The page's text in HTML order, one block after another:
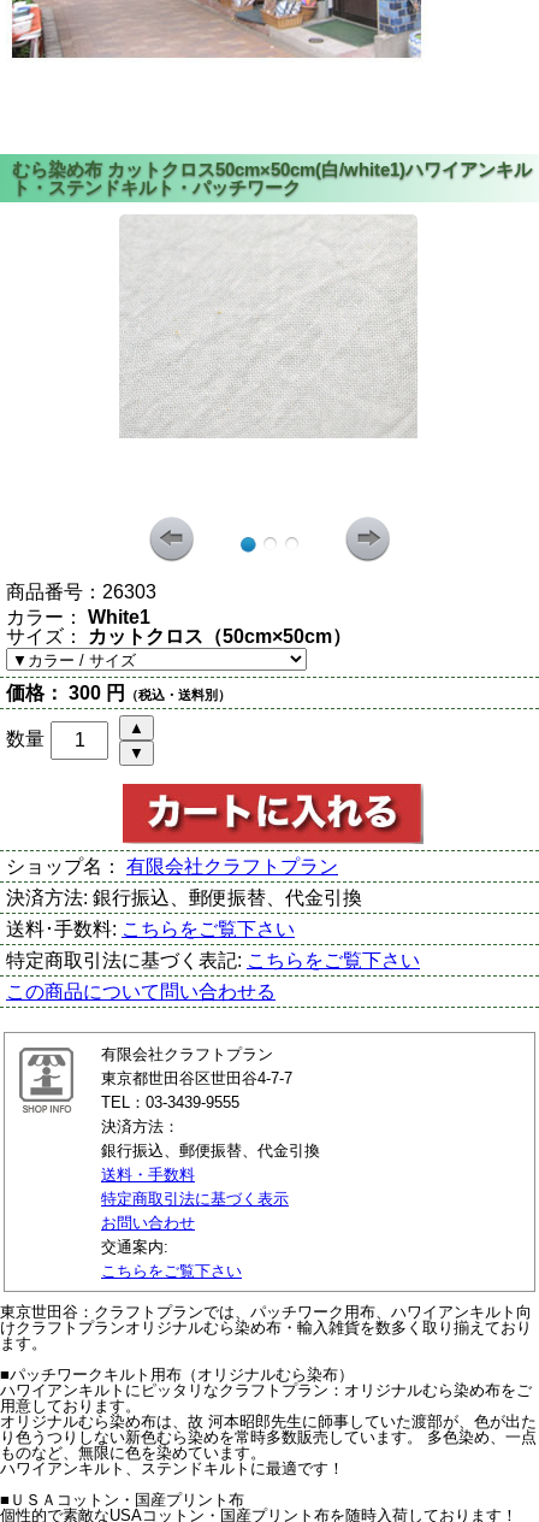
商品番号： 26303
カラー：
White1
サイズ：
カットクロス（50cm×50cm）
価格： 300 円 （税込・送料別）
数量
ショップ名： 有限会社クラフトプラン
決済方法: 銀行振込、郵便振替、代金引換
送料･手数料: こちらをご覧下さい
特定商取引法に基づく表記: こちらをご覧下さい
この商品について問い合わせる
有限会社クラフトプラン
東京都世田谷区世田谷4-7-7
TEL：03-3439-9555
決済方法：
銀行振込、郵便振替、代金引換
送料・手数料
特定商取引法に基づく表示
お問い合わせ
交通案内:
こちらをご覧下さい
東京世田谷：クラフトプランでは、パッチワーク用布、ハワイアンキルト向
けクラフトプランオリジナルむら染め布・輸入雑貨を数多く取り揃えており
ます。
■パッチワークキルト用布（オリジナルむら染布）
ハワイアンキルトにピッタリなクラフトプラン：オリジナルむら染め布をご
用意しております。
オリジナルむら染め布は、故 河本昭郎先生に師事していた渡部が、色が出た
り色うつりしない新色むら染めを常時多数販売しています。 多色染め、一点
ものなど、無限に色を染めています。
ハワイアンキルト、ステンドキルトに最適です！
■ＵＳＡコットン・国産プリント布
個性的で素敵なUSAコットン・国産プリント布を随時入荷しております！